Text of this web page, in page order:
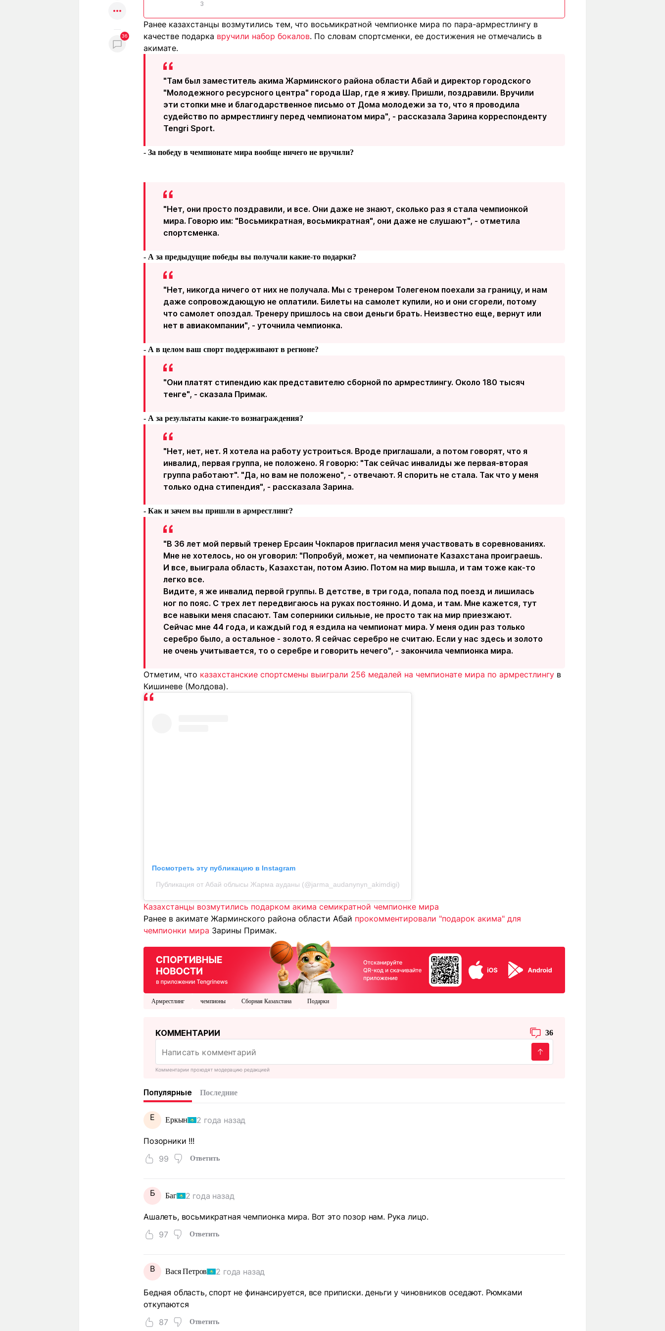
36
3
Ранее казахстанцы возмутились тем, что восьмикратной чемпионке мира по пара-армрестлингу в
качестве подарка вручили набор бокалов. По словам спортсменки, ее достижения не отмечались в
акимате.
"Там был заместитель акима Жарминского района области Абай и директор городского
"Молодежного ресурсного центра" города Шар, где я живу. Пришли, поздравили. Вручили
эти стопки мне и благодарственное письмо от Дома молодежи за то, что я проводила
судейство по армрестлингу перед чемпионатом мира", - рассказала Зарина корреспонденту
Tengri Sport.
- За победу в чемпионате мира вообще ничего не вручили?
"Нет, они просто поздравили, и все. Они даже не знают, сколько раз я стала чемпионкой
мира. Говорю им: "Восьмикратная, восьмикратная", они даже не слушают", - отметила
спортсменка.
- А за предыдущие победы вы получали какие-то подарки?
"Нет, никогда ничего от них не получала. Мы с тренером Толегеном поехали за границу, и нам
даже сопровождающую не оплатили. Билеты на самолет купили, но и они сгорели, потому
что самолет опоздал. Тренеру пришлось на свои деньги брать. Неизвестно еще, вернут или
нет в авиакомпании", - уточнила чемпионка.
- А в целом ваш спорт поддерживают в регионе?
"Они платят стипендию как представителю сборной по армрестлингу. Около 180 тысяч
тенге", - сказала Примак.
- А за результаты какие-то вознаграждения?
"Нет, нет, нет. Я хотела на работу устроиться. Вроде приглашали, а потом говорят, что я
инвалид, первая группа, не положено. Я говорю: "Так сейчас инвалиды же первая-вторая
группа работают". "Да, но вам не положено", - отвечают. Я спорить не стала. Так что у меня
только одна стипендия", - рассказала Зарина.
- Как и зачем вы пришли в армрестлинг?
"В 36 лет мой первый тренер Ерсаин Чокпаров пригласил меня участвовать в соревнованиях.
Мне не хотелось, но он уговорил: "Попробуй, может, на чемпионате Казахстана проиграешь.
И все, выиграла область, Казахстан, потом Азию. Потом на мир вышла, и там тоже как-то
легко все.
Видите, я же инвалид первой группы. В детстве, в три года, попала под поезд и лишилась
ног по пояс. С трех лет передвигаюсь на руках постоянно. И дома, и там. Мне кажется, тут
все навыки меня спасают. Там соперники сильные, не просто так на мир приезжают.
Сейчас мне 44 года, и каждый год я ездила на чемпионат мира. У меня один раз только
серебро было, а остальное - золото. Я сейчас серебро не считаю. Если у нас здесь и золото
не очень учитывается, то о серебре и говорить нечего", - закончила чемпионка мира.
Отметим, что казахстанские спортсмены выиграли 256 медалей на чемпионате мира по армрестлингу в
Кишиневе (Молдова).
Посмотреть эту публикацию в Instagram
Публикация от Абай облысы Жарма ауданы (@jarma_audanynyn_akimdigi)
Казахстанцы возмутились подарком акима семикратной чемпионке мира
Ранее в акимате Жарминского района области Абай прокомментировали "подарок акима" для
чемпионки мира Зарины Примак.
Армрестлинг чемпионы Сборная Казахстана Подарки
КОММЕНТАРИИ 36
Комментарии проходят модерацию редакцией
Популярные Последние
Е Еркын 2 года назад
Позорники !!!
99
Ответить
Б Баг 2 года назад
Ашалеть, восьмикратная чемпионка мира. Вот это позор нам. Рука лицо.
97
Ответить
В Вася Петров 2 года назад
Бедная область, спорт не финансируется, все приписки. деньги у чиновников оседают. Рюмками
откупаются
87
Ответить